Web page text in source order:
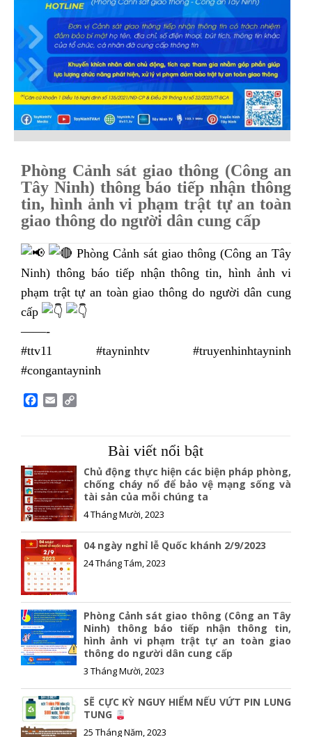
Phòng Cảnh sát giao thông (Công an
Tây Ninh) thông báo tiếp nhận thông
tin, hình ảnh vi phạm trật tự an toàn
giao thông do người dân cung cấp
Phòng Cảnh sát giao thông (Công an Tây
Ninh) thông báo tiếp nhận thông tin, hình ảnh vi
phạm trật tự an toàn giao thông do người dân cung
cấp
——-
#ttv11 #tayninhtv #truyenhinhtayninh
#congantayninh
o
o
k
Bài viết nổi bật
Chủ động thực hiện các biện pháp phòng,
chống cháy nổ để bảo vệ mạng sống và
tài sản của mỗi chúng ta
4 Tháng Mười, 2023
04 ngày nghỉ lễ Quốc khánh 2/9/2023
24 Tháng Tám, 2023
Phòng Cảnh sát giao thông (Công an Tây
Ninh) thông báo tiếp nhận thông tin,
hình ảnh vi phạm trật tự an toàn giao
thông do người dân cung cấp
3 Tháng Mười, 2023
SẼ CỰC KỲ NGUY HIỂM NẾU VỨT PIN LUNG
TUNG
25 Tháng Năm, 2023